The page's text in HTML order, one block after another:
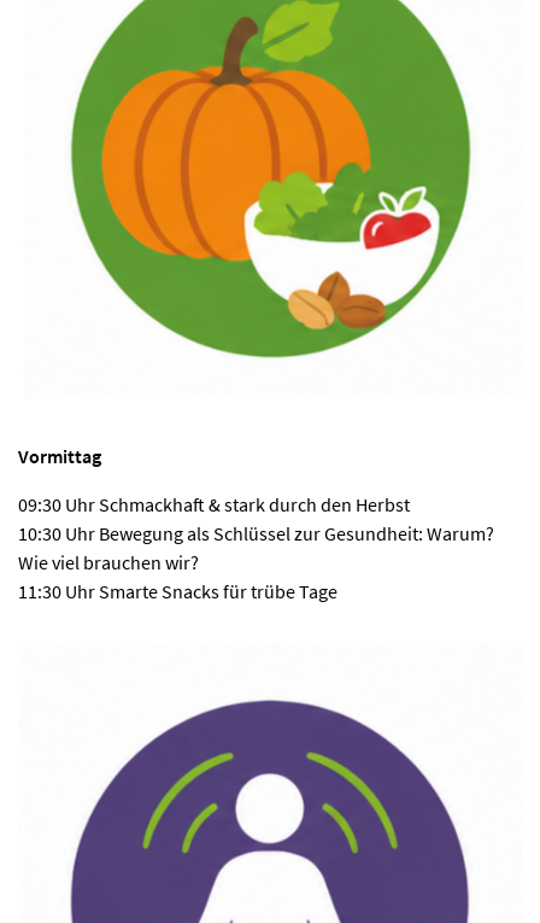
Vormittag
09:30 Uhr Schmackhaft & stark durch den Herbst
10:30 Uhr Bewegung als Schlüssel zur Gesundheit: Warum?
Wie viel brauchen wir?
11:30 Uhr Smarte Snacks für trübe Tage